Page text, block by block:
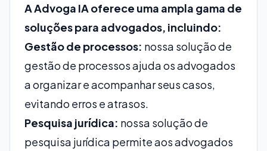
A Advoga IA oferece uma ampla gama de
soluções para advogados, incluindo:
Gestão de processos: nossa solução de
gestão de processos ajuda os advogados
a organizar e acompanhar seus casos,
evitando erros e atrasos.
Pesquisa jurídica: nossa solução de
pesquisa jurídica permite aos advogados